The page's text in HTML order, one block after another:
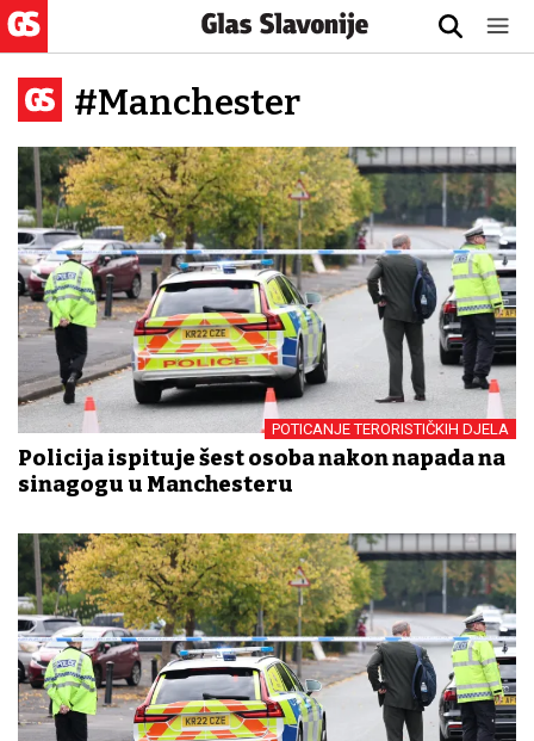
#Manchester
POTICANJE TERORISTIČKIH DJELA
Policija ispituje šest osoba nakon napada na
sinagogu u Manchesteru